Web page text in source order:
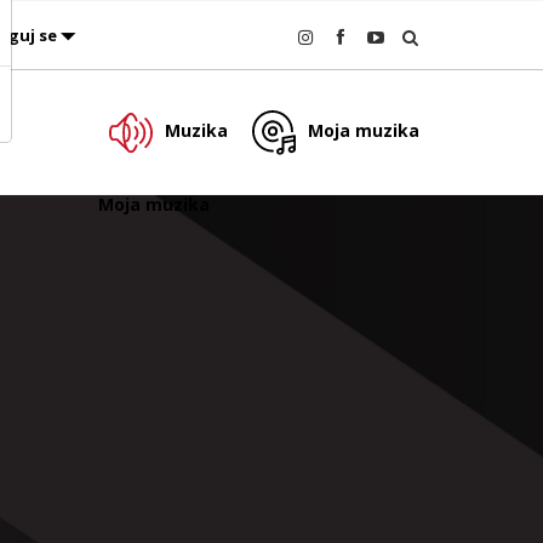
se
Muzika Moja muzika
Moja muzika